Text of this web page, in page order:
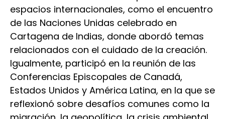
espacios internacionales, como el encuentro
de las Naciones Unidas celebrado en
Cartagena de Indias, donde abordó temas
relacionados con el cuidado de la creación.
Igualmente, participó en la reunión de las
Conferencias Episcopales de Canadá,
Estados Unidos y América Latina, en la que se
reflexionó sobre desafíos comunes como la